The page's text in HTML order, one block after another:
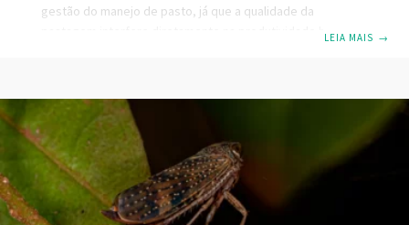
gestão do manejo de pasto, já que a qualidade da
pastagem interfere diretamente na produtividade bovina.
sentido, é comum que os produtores questionem sobre o
custo-benefício da reforma de pasto. Cabe ressaltar que
pensar em custo-benefício da reforma de pasto, exige uma
LEIA MAIS →